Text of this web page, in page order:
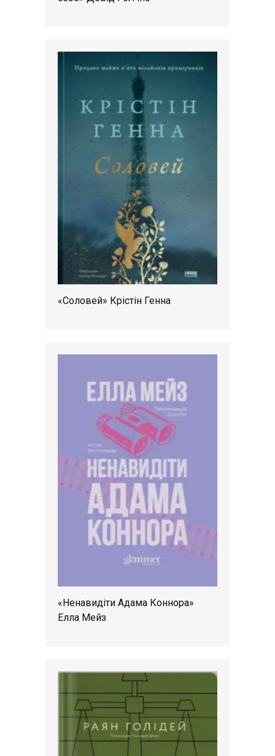
«Соловей» Крістін Генна
«Ненавидіти Адама Коннора»
Елла Мейз